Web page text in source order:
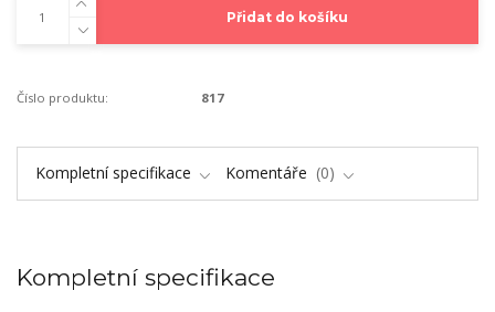
Přidat do košíku
Číslo produktu: 817
Kompletní specifikace Komentáře 0
Kompletní specifikace